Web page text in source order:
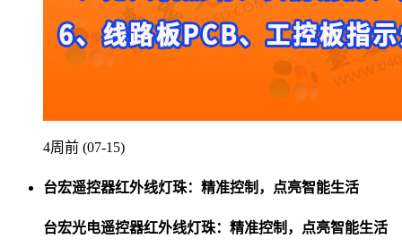
4周前 (07-15)
台宏遥控器红外线灯珠：精准控制，点亮智能生活
台宏光电遥控器红外线灯珠：精准控制，点亮智能生活